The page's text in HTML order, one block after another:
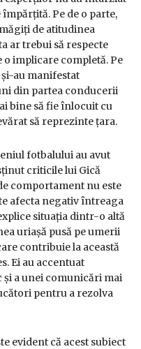
Pe de o parte,
de atitudinea
ar trebui să respecte
o implicare completă. Pe
au manifestat
din partea conducerii
bine să fie înlocuit cu
să reprezinte țara.
fotbalului au avut
criticile lui Gică
comportament nu este
afecta negativ întreaga
situația dintr-o altă
uriașă pusă pe umerii
contribuie la această
Ei au accentuat
a unei comunicări mai
pentru a rezolva
evident că acest subiect